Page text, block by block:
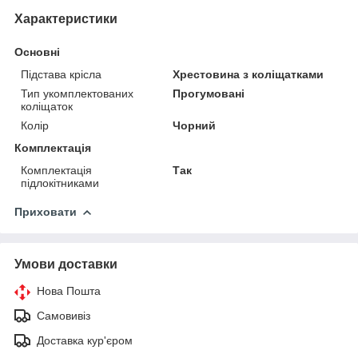
Характеристики
Основні
Підстава крісла
Хрестовина з коліщатками
Тип укомплектованих
коліщаток
Прогумовані
Колір
Чорний
Комплектація
Комплектація
підлокітниками
Так
Приховати
Умови доставки
Нова Пошта
Самовивіз
Доставка кур'єром